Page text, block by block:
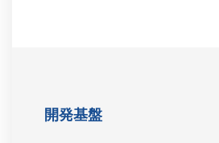
開発基盤